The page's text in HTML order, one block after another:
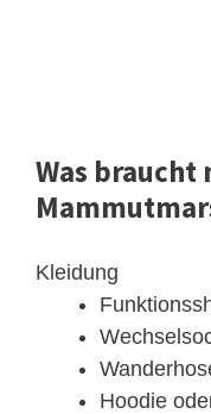
Was braucht
Kleidung
Hoodie